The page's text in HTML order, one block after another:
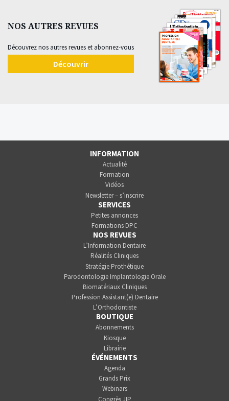
NOS AUTRES REVUES
Découvrez nos autres revues et abonnez-vous
Découvrir
INFORMATION
Actualité
Formation
Vidéos
Newsletter – s’inscrire
SERVICES
Petites annonces
Formations DPC
NOS REVUES
L’Information Dentaire
Réalités Cliniques
Stratégie Prothétique
Parodontologie Implantologie Orale
Biomatériaux Cliniques
Profession Assistant(e) Dentaire
L’Orthodontiste
BOUTIQUE
Abonnements
Kiosque
Librairie
ÉVÉNEMENTS
Agenda
Grands Prix
Webinars
Congrès JIP